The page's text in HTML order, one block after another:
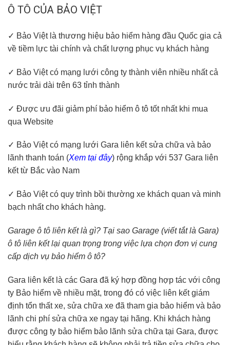
Ô TÔ CỦA BẢO VIỆT
✓ Bảo Việt là thương hiệu bảo hiểm hàng đầu Quốc gia cả
về tiềm lực tài chính và chất lượng phục vụ khách hàng
✓ Bảo Việt có mạng lưới công ty thành viên nhiều nhất cả
nước trải dài trên 63 tỉnh thành
✓ Được ưu đãi giảm phí bảo hiểm ô tô tốt nhất khi mua
qua Website
✓ Bảo Việt có mạng lưới Gara liên kết sửa chữa và bảo
lãnh thanh toán (Xem tại đây) rộng khắp với 537 Gara liên
kết từ Bắc vào Nam
✓ Bảo Việt có quy trình bồi thường xe khách quan và minh
bạch nhất cho khách hàng.
Garage ô tô liên kết là gì? Tại sao Garage (viết tắt là Gara)
ô tô liên kết lại quan trọng trong việc lựa chọn đơn vị cung
cấp dịch vụ bảo hiểm ô tô?
Gara liên kết là các Gara đã ký hợp đồng hợp tác với công
ty Bảo hiểm về nhiều mặt, trong đó có việc liên kết giám
định tổn thất xe, sửa chữa xe đã tham gia bảo hiểm và bảo
lãnh chi phí sửa chữa xe ngay tại hãng. Khi khách hàng
được công ty bảo hiểm bảo lãnh sửa chữa tại Gara, được